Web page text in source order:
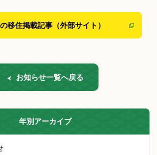
移住掲載記事（外部サイト）
お知らせ一覧へ戻る
年別アーカイブ